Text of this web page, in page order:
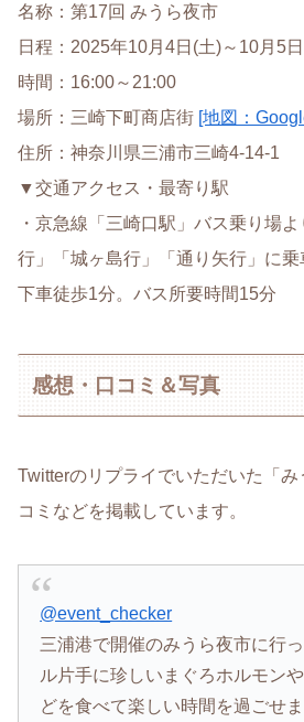
名称：第17回 みうら夜市
日程：2025年10月4日(土)～10月5
時間：16:00～21:00
場所：三崎下町商店街 [地図：
住所：神奈川県三浦市三崎4-14-1
▼交通アクセス・最寄り駅
・京急線「三崎口駅」バス乗り場
行」「城ヶ島行」「通り矢行」に乗
下車徒歩1分。バス所要時間15分
感想・口コミ＆写真
Twitterのリプライでいただいた「
コミなどを掲載しています。
@event_checker
三浦港で開催のみうら夜市に行
ル片手に珍しいまぐろホルモン
どを食べて楽しい時間を過ごせ